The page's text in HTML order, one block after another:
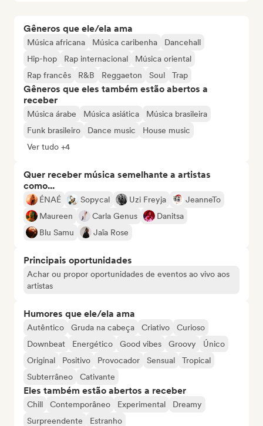
Gêneros que ele/ela ama
Música africana Música caribenha
Dancehall
Hip-hop
Rap internacional
Música oriental
Rap francês
R&B Reggaeton Soul Trap
Gêneros que eles também estão abertos a
receber
Música árabe Música asiática
Música brasileira
Funk brasileiro
Dance music
House music
Ver tudo +4
Quer receber música semelhante a artistas
como...
ÉNAÉ Sopycal Uzi Freyja
JeanneTo
Maureen
Carla Genus
Danitsa
Blu Samu
Jaïa Rose
Principais oportunidades
Achar ou propor oportunidades de eventos ao vivo aos
artistas
Humores que ele/ela ama
Autêntico Gruda na cabeça Criativo
Curioso
Downbeat
Energético Good vibes Groovy
Único
Original
Positivo Provocador Sensual
Tropical
Subterrâneo
Cativante
Eles também estão abertos a receber
Chill Contemporâneo Experimental
Dreamy
Surpreendente
Estranho